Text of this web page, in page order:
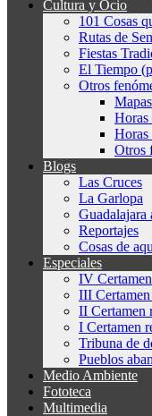
Cultura y Ocio
101 Cosas
Rutas de
Fiestas
El Tiempo
Otros
Horas
Horas
Otros
Blogs
Las Cruces
La Garlopa
Guadalajara
Reportajes
Cosas de
Especiales
IV
III
II Certamen
I Certamen
Tribuna de
Pueblos
Medio Ambiente
Fototeca
Multimedia